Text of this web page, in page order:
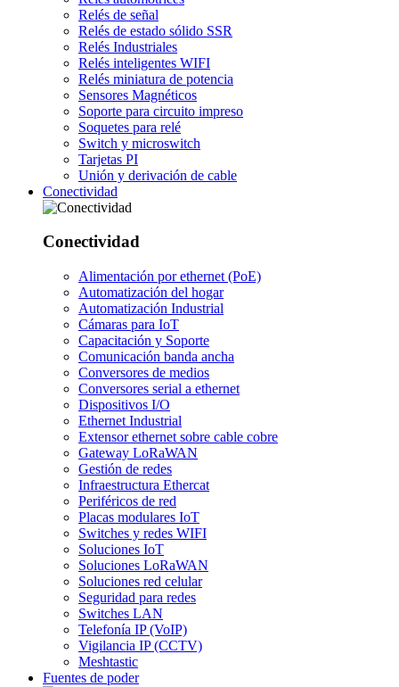
Relés de señal
Relés de estado sólido SSR
Relés Industriales
Relés inteligentes WIFI
Relés miniatura de potencia
Sensores Magnéticos
Soporte para circuito impreso
Soquetes para relé
Switch y microswitch
Tarjetas PI
Unión y derivación de cable
Conectividad
Conectividad
Alimentación por ethernet (PoE)
Automatización del hogar
Automatización Industrial
Cámaras para IoT
Capacitación y Soporte
Comunicación banda ancha
Conversores de medios
Conversores serial a ethernet
Dispositivos I/O
Ethernet Industrial
Extensor ethernet sobre cable cobre
Gateway LoRaWAN
Gestión de redes
Infraestructura Ethercat
Periféricos de red
Placas modulares IoT
Switches y redes WIFI
Soluciones IoT
Soluciones LoRaWAN
Soluciones red celular
Seguridad para redes
Switches LAN
Telefonía IP (VoIP)
Vigilancia IP (CCTV)
Meshtastic
Fuentes de poder